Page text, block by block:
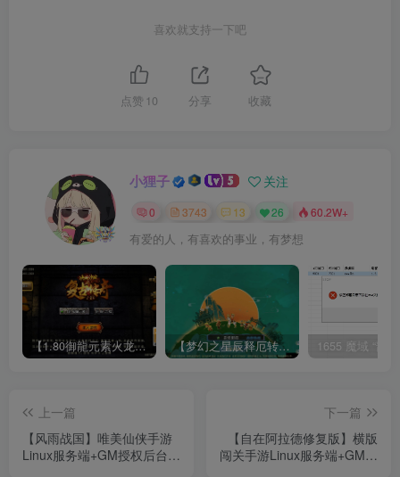
喜欢就支持一下吧
点赞 10 分享 收藏
小狸子 关注
0 3743 13 26 60.2W+
有爱的人，有喜欢的事业，有梦想
【1.80御龍元素火龙[摸摸登陆器]】战神引擎WIN服务端+GM工具+充值后台+双端+架设教程 【梦幻之星辰释厄转尊享挂机版】MT3换皮梦幻西游Linux服务端+GM后台+双端+源码+架设教程
上一篇
【风雨战国】唯美仙侠手游
Linux服务端+GM授权后台
下一篇
【自在阿拉德修复版】横版
闯关手游Linux服务端+GM后